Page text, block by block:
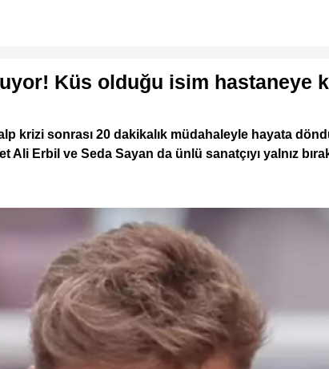
Küs olduğu isim hastaneye
krizi sonrası 20 dakikalık müdahaleyle hayata
Ali Erbil ve Seda Sayan da ünlü sanatçıyı yalnız